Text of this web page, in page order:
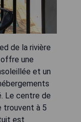
de la rivière
une
et un
Le centre de
trouvent à 5
est